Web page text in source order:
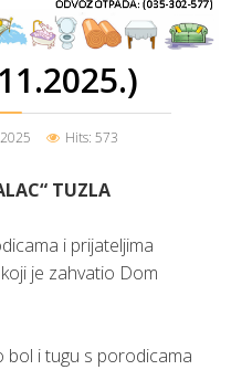
Hits: 573
TUZLA
i prijateljima
je zahvatio Dom
bol i tugu s porodicama